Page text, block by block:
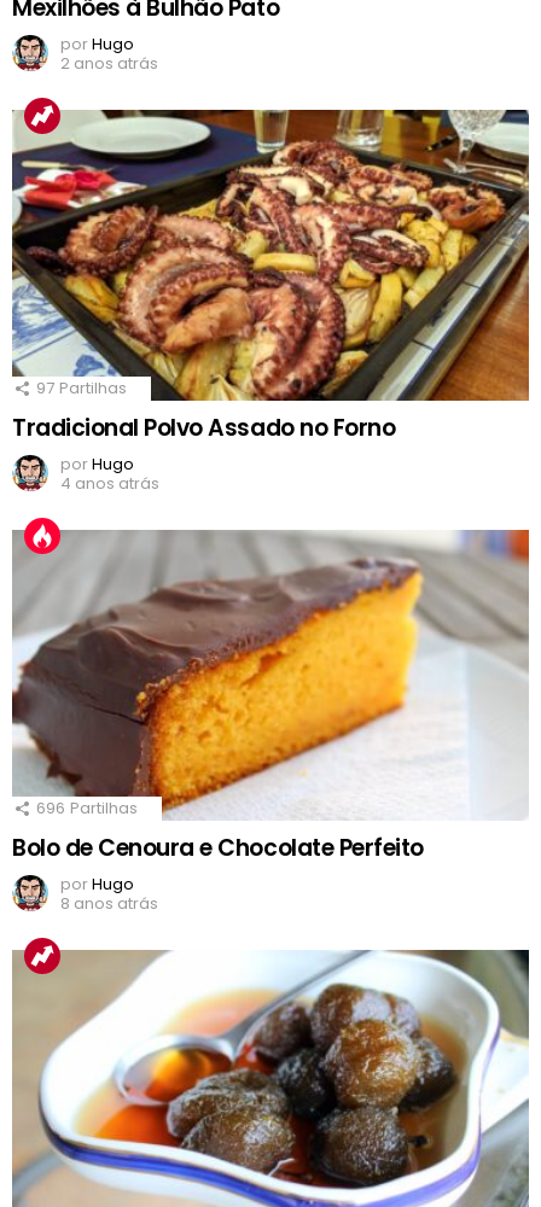
Mexilhões à Bulhão Pato
porHugo
2 anos atrás
97 Partilhas
Tradicional Polvo Assado no Forno
porHugo
4 anos atrás
696 Partilhas
Bolo de Cenoura e Chocolate Perfeito
porHugo
8 anos atrás